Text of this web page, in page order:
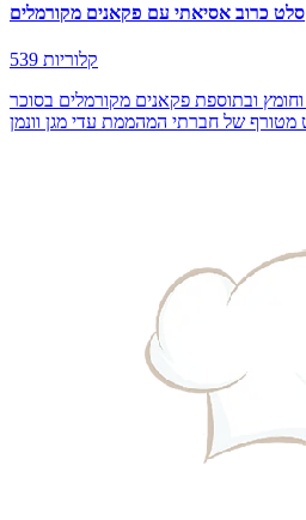
סלט כרוב אסיאתי עם פקאנים מקורמלים
539 קלוריות
ובתוספת פקאנים מקורמלים בסוכר
של חברתי המהממת עדי מגן וונמן